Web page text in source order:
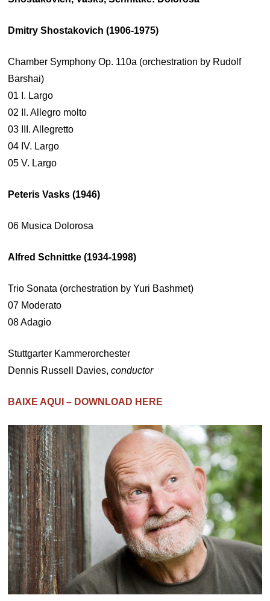
Dmitry Shostakovich (1906-1975)
Chamber Symphony Op. 110a (orchestration by Rudolf
Barshai)
01 I. Largo
02 II. Allegro molto
03 III. Allegretto
04 IV. Largo
05 V. Largo
Peteris Vasks (1946)
06 Musica Dolorosa
Alfred Schnittke (1934-1998)
Trio Sonata (orchestration by Yuri Bashmet)
07 Moderato
08 Adagio
Stuttgarter Kammerorchester
Dennis Russell Davies,conductor
BAIXE AQUI – DOWNLOAD HERE